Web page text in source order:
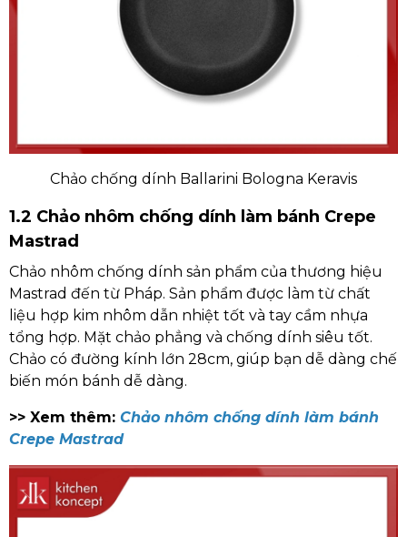
Chảo chống dính Ballarini Bologna Keravis
1.2 Chảo nhôm chống dính làm bánh Crepe
Mastrad
Chảo nhôm chống dính sản phẩm của thương hiệu
Mastrad đến từ Pháp. Sản phẩm được làm từ chất
liệu hợp kim nhôm dẫn nhiệt tốt và tay cầm nhựa
tổng hợp. Mặt chảo phẳng và chống dính siêu tốt.
Chảo có đường kính lớn 28cm, giúp bạn dễ dàng chế
biến món bánh dễ dàng.
>> Xem thêm: Chảo nhôm chống dính làm bánh
Crepe Mastrad